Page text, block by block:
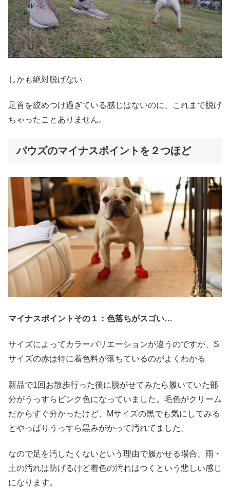
しかも絶対脱げない
足首を絞めつけ過ぎている感じはないのに、これまで脱げ
ちゃったことありません。
パウズのマイナスポイントを２つほど
マイナスポイントその１：色落ちがスゴい…
サイズによってカラーバリエーションが違うのですが、S
サイズの赤は特に着色料が落ちているのがよくわかる
新品で1回お散歩行った後に脱がせてみたら履いていた部
分がうっすらピンク色になっていました。毛色がクリーム
だからすぐ分かったけど、Mサイズの黒でも気にしてみる
とやっぱりうっすら黒みがかって汚れてました。
なので足を汚したくないという理由で履かせる場合、雨・
土の汚れは防げるけど着色の汚れはつくという悲しい感じ
になります。